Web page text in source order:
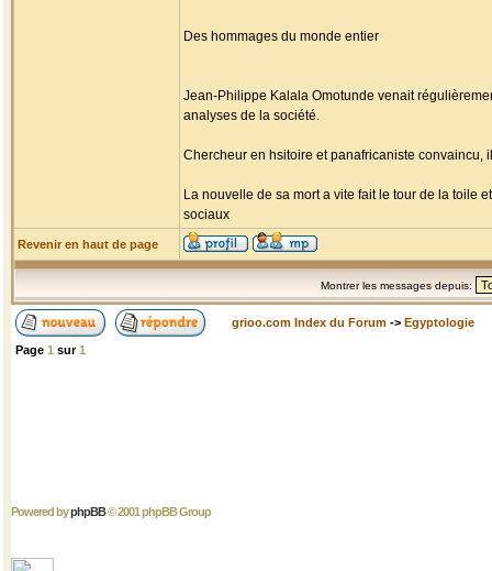
Des hommages du monde entier
Jean-Philippe Kalala Omotunde venait
analyses de la société.
Chercheur en hsitoire et panafricaniste convaincu,
La nouvelle de sa mort a vite fait le tour de la toile
sociaux
Revenir en haut de page
Montrer les messages depuis:
grioo.com Index du Forum -> Egyptologie
Page 1 sur1
Powered byphpBB© 2001 phpBB Group